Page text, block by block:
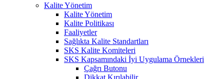
Kalite Yönetim
Kalite Yönetim
Kalite Politikası
Faaliyetler
Sağlıkta Kalite Standartları
SKS Kalite Komiteleri
SKS Kapsamındaki İyi Uygulama Örnekleri
Çağrı Butonu
Dikkat Kırılabilir